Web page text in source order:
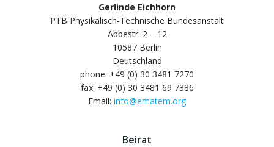
Gerlinde Eichhorn
PTB Physikalisch-Technische Bundesanstalt
Abbestr. 2 – 12
10587 Berlin
Deutschland
phone: +49 (0) 30 3481 7270
fax: +49 (0) 30 3481 69 7386
Email: info@ematem.org
Beirat